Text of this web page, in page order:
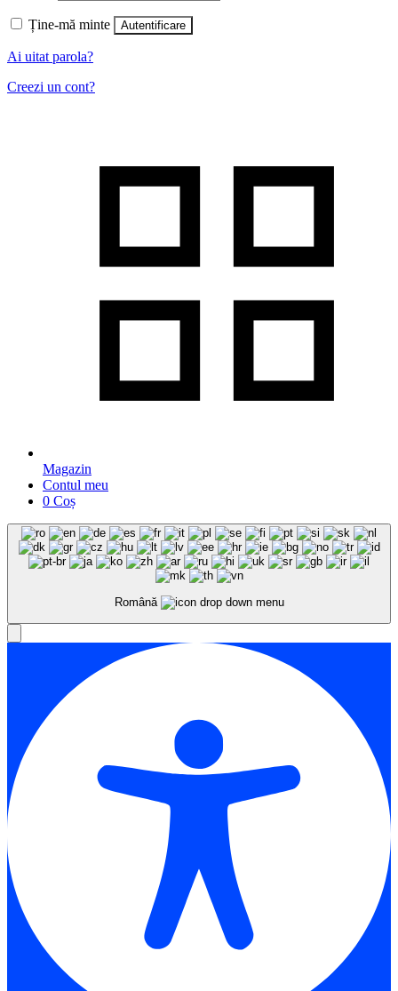
Ține-mă minte Autentificare
Ai uitat parola?
Creezi un cont?
Magazin
Contul meu
0 Coș
Română